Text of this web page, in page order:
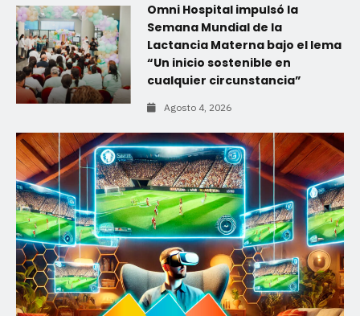
Omni Hospital impulsó la
Semana Mundial de la
Lactancia Materna bajo el lema
“Un inicio sostenible en
cualquier circunstancia”
Agosto 4, 2026